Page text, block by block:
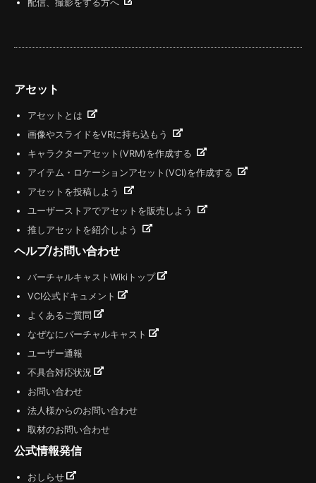
配信、撮影をする方へ
アセット
アセットとは
画像やスライドをVRに持ち込もう
キャラクターアセット(VRM)を作成する
アイテム・ロケーションアセット(VCI)を作成する
アセットを投稿しよう
ユーザーストアでアセットを販売しよう
推しアセットを紹介しよう
ヘルプ/お問い合わせ
バーチャルキャストWikiトップ
VCI公式ドキュメント
よくあるご質問
なぜなにバーチャルキャスト
ユーザー通報
不具合対応状況
お問い合わせ
法人様からのお問い合わせ
取材のお問い合わせ
公式情報発信
おしらせ